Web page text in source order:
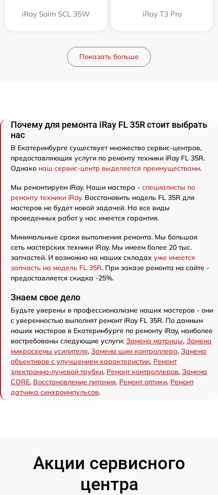
iRay Saim SCL 35W iRay T3 Pro
Показать больше
Почему для ремонта iRay FL 35R стоит выбрать
нас
В Екатеринбурге существует множество сервис-центров,
предоставляющих услуги по ремонту техники iRay FL 35R.
Однако наш сервис-центр выделяется преимуществами.
Мы ремонтируем iRay. Наши мастера - специалисты по
ремонту техники iRay. Восстановить модель FL 35R для
мастеров не будет новой задачей. На все виды
проведенных работ у нас имеется гарантия.
Минимальные сроки выполнения ремонта. Мы большая
сеть мастерских техники iRay. Мы имеем более 20 тыс.
запчастей. И возможно на наших складах уже имеется
запчасть на модель FL 35R. При заказе ремонта на сайте -
предоставляется скидка -25%.
Знаем свое дело
Будьте уверены в профессионализме наших мастеров - они
с уверенностью выполнят ремонт iRay FL 35R. По данным
наших мастеров в Екатеринбурге по ремонту iRay, наиболее
востребованы следующие услуги: Замена матрицы, Замена
микросхемы усилителя, Замена шим контроллера, Замена
объективов с улучшением характеристик, Ремонт
электронно-лучевой трубки, Ремонт контроллеров, Замена
CORE, Восстановление питания, Ремонт оптики, Ремонт
датчика синхроимпульсов.
Акции сервисного
центра